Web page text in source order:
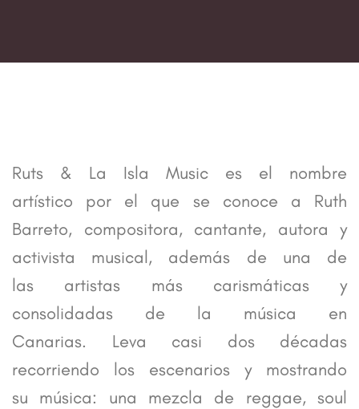
Ruts & La Isla Music es el nombre
artístico por el que se conoce a Ruth
Barreto, compositora, cantante, autora y
activista musical, además de una de
las artistas más carismáticas y
consolidadas de la música en
Canarias. Leva casi dos décadas
recorriendo los escenarios y mostrando
su música: una mezcla de reggae, soul